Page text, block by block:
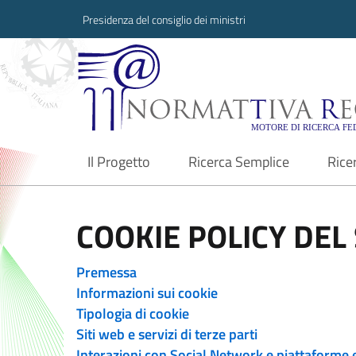
Presidenza del consiglio dei ministri
Normattiva
Il Progetto
current Ricerca Semplice
COOKIE POLICY
Premessa
Informazioni sui cookie
Tipologia di cookie
Siti web e servizi di terze parti